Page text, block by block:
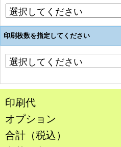
印刷枚数を指定してください
印刷代
オプション
合計（税込）